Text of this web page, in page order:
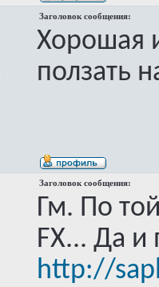
Заголовок сообщения:
Хорошая
ползать
Заголовок сообщения:
Гм. По
FX... Да
http://